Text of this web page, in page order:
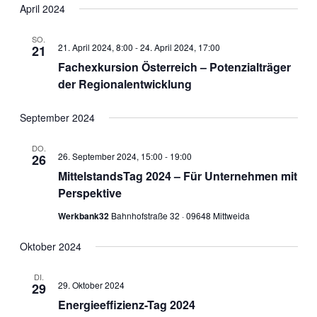
und
wählen.
April 2024
SO.
21
Fachexkursion Österreich – Potenzialträger
der Regionalentwicklung
21. April 2024, 8:00 -24. April 2024, 17:00
September 2024
DO.
26
MittelstandsTag 2024 – Für Unternehmen mit
Perspektive
26. September 2024, 15:00 - 19:00
Werkbank32 Bahnhofstraße 32 · 09648 Mittweida
Oktober 2024
DI.
29
Energieeffizienz-Tag 2024
29. Oktober 2024